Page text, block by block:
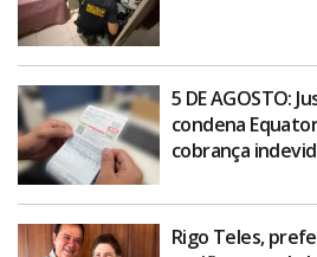
5 DE AGOSTO:
condena
cobrança
Rigo Teles,